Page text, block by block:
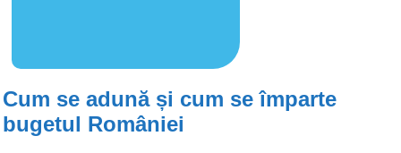
Cum se adună și cum se împarte
bugetul României